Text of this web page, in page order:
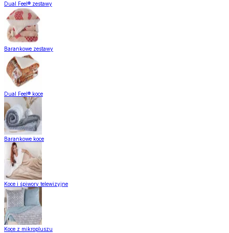
Dual Feel® zestawy
Barankowe zestawy
Dual Feel® koce
Barankowe koce
Koce i śpiwory telewizyjne
Koce z mikropluszu